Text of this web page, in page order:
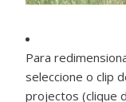
Para
seleccione o clip
projectos (clique